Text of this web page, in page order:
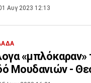
Αυγ 2023 12:13
«μπλόκαραν»
Μουδανιών -